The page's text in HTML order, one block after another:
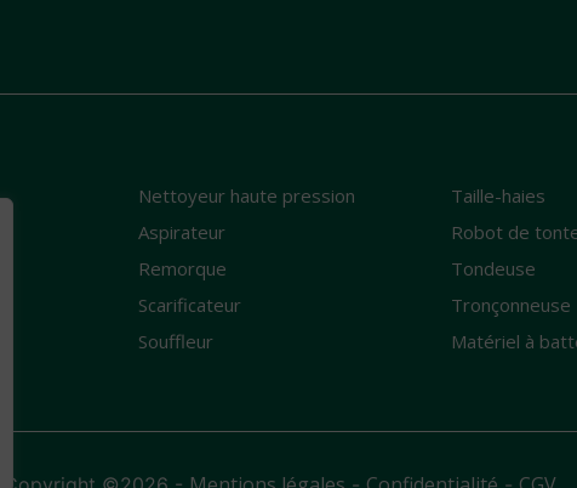
Nettoyeur haute pression
Aspirateur
Remorque
Scarificateur
Souffleur
Taille-haies
Robot de
Tondeuse
Tronçonneuse
Matériel à